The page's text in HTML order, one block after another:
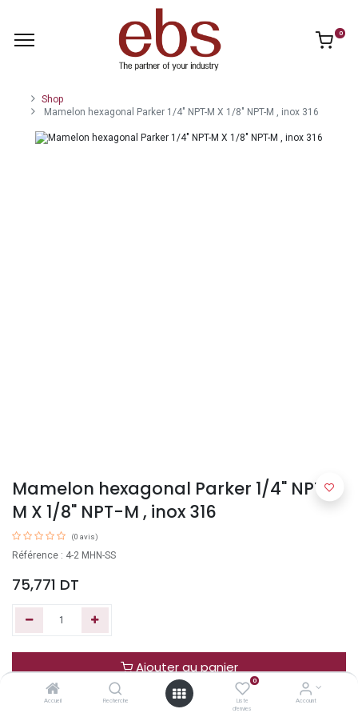
Accueil Recherche
0
Liste
d'envies
Account
0
Shop
Mamelon hexagonal Parker 1/4" NPT-M X 1/8" NPT-M , inox 316
Mamelon hexagonal Parker 1/4" NPT-
M X 1/8" NPT-M , inox 316
(0 avis)
Référence : 4-2 MHN-SS
75,771 DT
Ajouter au panier
Acheter maintenant